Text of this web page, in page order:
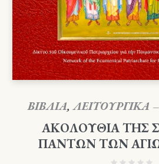
ΒΙΒΛΙΑ,ΛΕΙΤΟΥΡΓΙΚΑ
ΑΚΟΛΟΥΘΙΑ ΤΗΣ
ΠΑΝΤΩΝ ΤΩΝ